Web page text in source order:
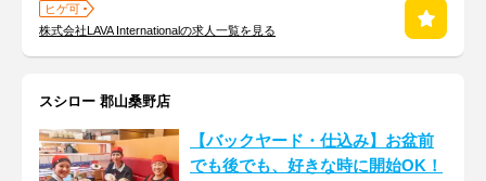
ヒゲ可
株式会社LAVA Internationalの求人一覧を見る
スシロー 郡山桑野店
【バックヤード・仕込み】お盆前
でも後でも、好きな時に開始OK！